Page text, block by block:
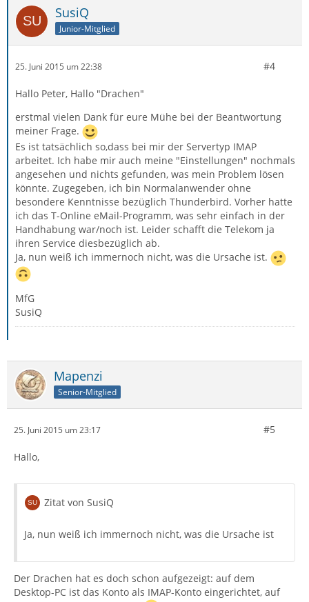
SusiQ
Junior-Mitglied
25. Juni 2015 um 22:38 #4
Hallo Peter, Hallo "Drachen"
erstmal vielen Dank für eure Mühe bei der Beantwortung
meiner Frage.
Es ist tatsächlich so,dass bei mir der Servertyp IMAP
arbeitet. Ich habe mir auch meine "Einstellungen" nochmals
angesehen und nichts gefunden, was mein Problem lösen
könnte. Zugegeben, ich bin Normalanwender ohne
besondere Kenntnisse bezüglich Thunderbird. Vorher hatte
ich das T-Online eMail-Programm, was sehr einfach in der
Handhabung war/noch ist. Leider schafft die Telekom ja
ihren Service diesbezüglich ab.
Ja, nun weiß ich immernoch nicht, was die Ursache ist.
MfG
SusiQ
Mapenzi
Senior-Mitglied
25. Juni 2015 um 23:17 #5
Hallo,
Zitat von SusiQ
Ja, nun weiß ich immernoch nicht, was die Ursache ist
Der Drachen hat es doch schon aufgezeigt: auf dem
Desktop-PC ist das Konto als IMAP-Konto eingerichtet, auf